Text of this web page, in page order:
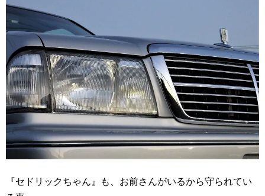
『セドリックちゃん』も、お前さんがいるから守られてい